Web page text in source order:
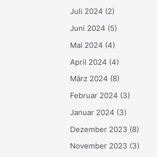
Juli 2024 (2)
Juni 2024 (5)
Mai 2024 (4)
April 2024 (4)
März 2024 (8)
Februar 2024 (3)
Januar 2024 (3)
Dezember 2023 (8)
November 2023 (3)